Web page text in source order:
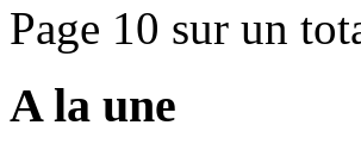
Page 10 sur un
A la une